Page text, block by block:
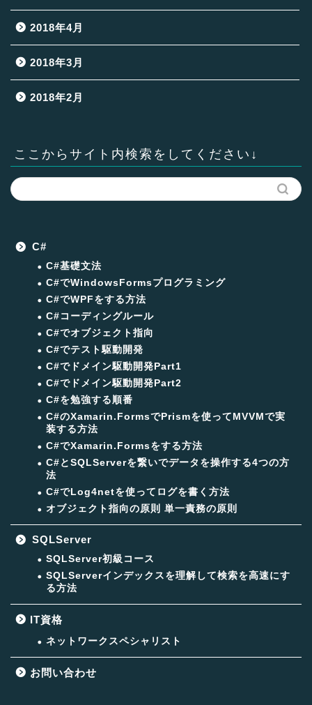
2018年4月
2018年3月
2018年2月
ここからサイト内検索をしてください↓
C#
C#基礎文法
C#でWindowsFormsプログラミング
C#でWPFをする方法
C#コーディングルール
C#でオブジェクト指向
C#でテスト駆動開発
C#でドメイン駆動開発Part1
C#でドメイン駆動開発Part2
C#を勉強する順番
C#のXamarin.FormsでPrismを使ってMVVMで実
装する方法
C#でXamarin.Formsをする方法
C#とSQLServerを繋いでデータを操作する4つの方
法
C#でLog4netを使ってログを書く方法
オブジェクト指向の原則 単一責務の原則
SQLServer
SQLServer初級コース
SQLServerインデックスを理解して検索を高速にす
る方法
IT資格
ネットワークスペシャリスト
お問い合わせ